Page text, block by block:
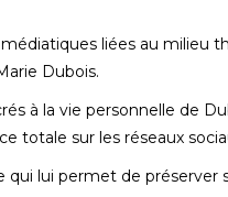
liées au milieu
Dubois.
à la vie personnelle de
totale sur les réseaux
lui permet de